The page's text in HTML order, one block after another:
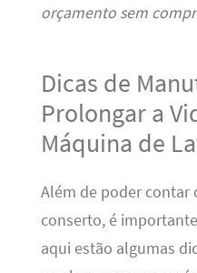
orçamento sem
Dicas de
Prolongar a
Máquina de
Além de poder contar
conserto, é
aqui estão algumas